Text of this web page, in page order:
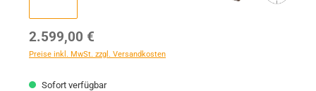
Regulärer Preis:
2.599,00 €
Preise inkl. MwSt. zzgl. Versandkosten
Sofort verfügbar